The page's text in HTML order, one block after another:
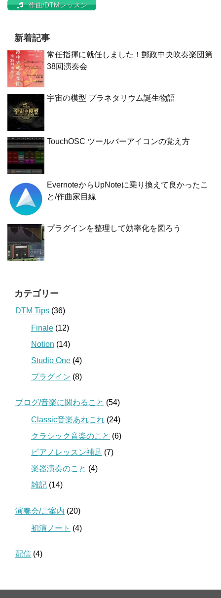
作曲/DTMレッスン
新着記事
常任指揮に就任しました！郵政中央吹奏楽団第
38回演奏会
宇宙の模型 プラネタリウム誕生物語
TouchOSC ツールバーアイコンの覚え方
EvernoteからUpNoteに乗り換えて良かったこ
と/作曲家目線
プラグインを整理して効率化を図ろう
カテゴリー
DTM Tips (36)
Finale (12)
Notion (14)
Studio One (4)
プラグイン (8)
ブログ/音楽に関わること (54)
Classic音楽あれこれ (24)
クラシック音楽のこと (6)
ピアノレッスン補足 (7)
楽器演奏のこと (4)
雑記 (14)
演奏会/ご案内 (20)
初演ノート (4)
配信 (4)